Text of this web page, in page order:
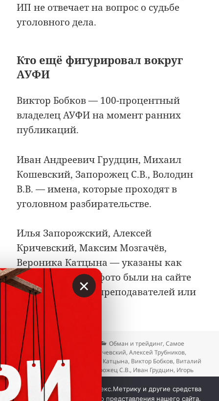
ИП не отвечает на вопрос о судьбе
уголовного дела.
Кто ещё фигурировал вокруг
АУФИ
Виктор Бобков — 100-процентный
владелец АУФИ на момент ранних
публикаций.
Иван Андреевич Грудцин, Михаил
Кошевский, Запорожец С.В., Володин
В.В. — имена, которые проходят в
уголовном разбирательстве.
Илья Запорожский, Алексей
Кричевский, Максим Мозгачёв,
Вероника Катцына — указаны как
лица, чьи имена/фото были на сайте
АУФИ в качестве преподавателей или
экспертов.
Опубликовано
30.04.2026 Рубрики
Обман и трейдинг,Самое
интересное
Алексей Кричевский,Алексей Трубников,
Арсений Дадашев
Вероника Катцына, Виктор Бобков, Виталий
Фидуров
Володин В.В. Запорожец С.В., Иван Грудцин, Игорь
Литов
Илья Запорожский Максим Мозгачёв,Михаил
Кошевский
Добавить комментарийк записи Борец с
Мы используем куки, Яндекс.Метрику и другие средства
аналитики для наилучшего представления нашего сайта.
×